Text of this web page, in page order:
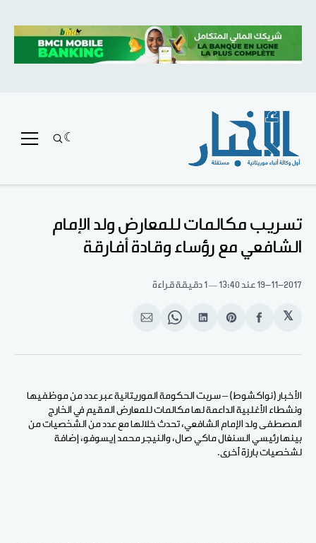
تسريب مكالمات للمعارض ولد الإمام
الشافعي مع رؤساء وقادة أفارقة
19-11-2017 عند 13:40 1 دقيقة قراءة
𝕏
انشر
الفيسبوك
Share
Pinterest
انشر
لينكد
Share
WhatsApp
انشر
الإيميل
الأخبار (نواكشوط) – سربت الحكومة الموريتانية عبر عدد من موظفيها
ونشطاء الأغلبية الداعمة لها مكالمات للمعارض المقيم في الخارج
المصطفى ولد الإمام الشافعي، تحدث خلالها مع عدد من الشخصيات من
بينها رئيسي السنغال ماكي صال، والنيجر محمد إيسوفو، إضافة
لشخصيات بارزة أخرى.